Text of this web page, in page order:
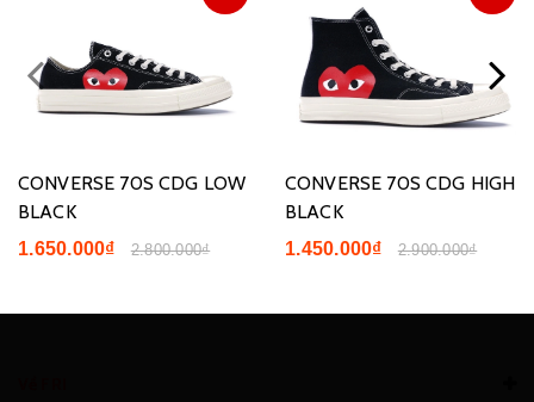
CONVERSE 70S CDG LOW
BLACK
1.650.000₫ 2.800.000₫
CONVERSE 70S CDG HIGH
BLACK
1.450.000₫ 2.900.000₫